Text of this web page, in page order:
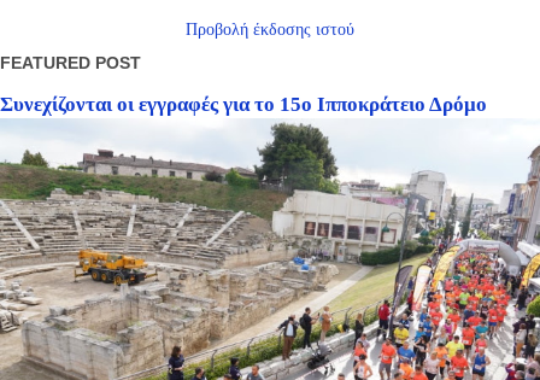
Προβολή έκδοσης ιστού
FEATURED POST
Συνεχίζονται οι εγγραφές για το 15ο Ιπποκράτειο Δρόμο